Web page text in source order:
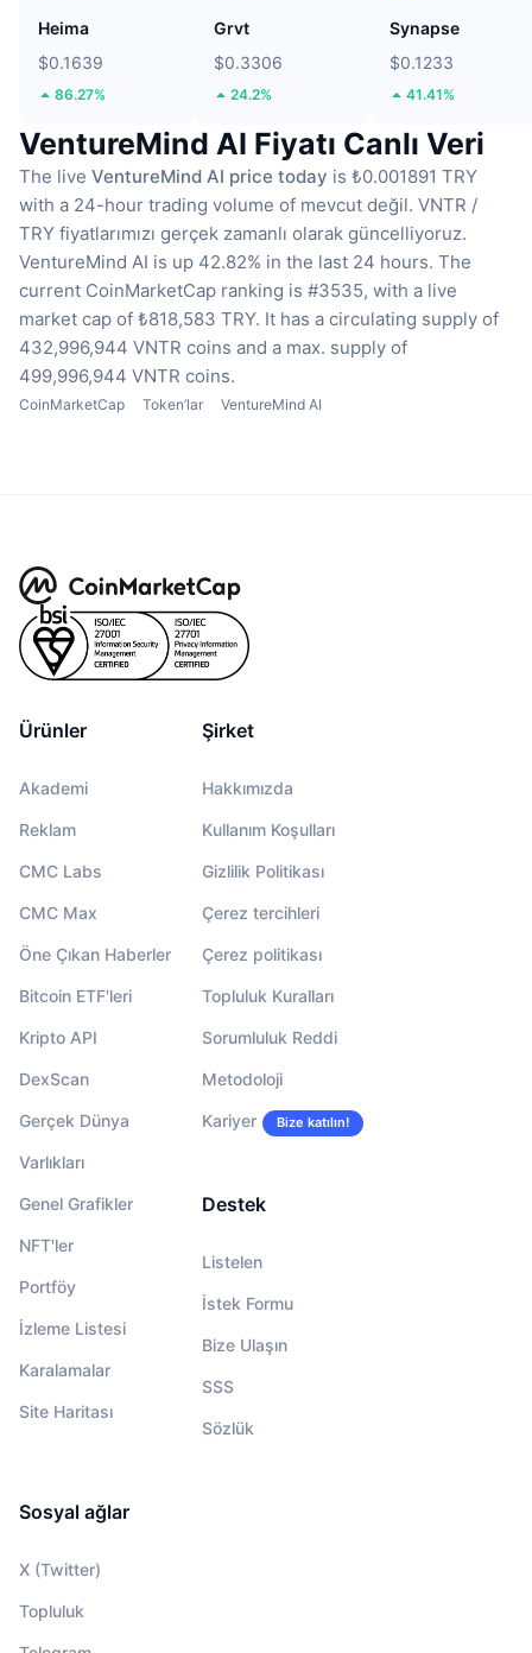
Heima
$0.1639
86.27%
Grvt
$0.3306
24.2%
Synapse
$0.1233
41.41%
VentureMind AI Fiyatı Canlı Veri
The live VentureMind AI price today is ₺0.001891 TRY
with a 24-hour trading volume of mevcut değil. VNTR /
TRY fiyatlarımızı gerçek zamanlı olarak güncelliyoruz.
VentureMind AI is up 42.82% in the last 24 hours. The
current CoinMarketCap ranking is #3535, with a live
market cap of ₺818,583 TRY. It has a circulating supply of
432,996,944 VNTR coins and a max. supply of
499,996,944 VNTR coins.
CoinMarketCap Token’lar VentureMind AI
Ürünler
Akademi
Reklam
CMC Labs
CMC Max
Öne Çıkan Haberler
Bitcoin ETF'leri
Kripto API
DexScan
Gerçek Dünya
Varlıkları
Genel Grafikler
NFT'ler
Portföy
İzleme Listesi
Karalamalar
Site Haritası
Şirket
Hakkımızda
Kullanım Koşulları
Gizlilik Politikası
Çerez tercihleri
Çerez politikası
Topluluk Kuralları
Sorumluluk Reddi
Metodoloji
Kariyer Bize katılın!
Destek
Listelen
İstek Formu
Bize Ulaşın
SSS
Sözlük
Sosyal ağlar
X (Twitter)
Topluluk